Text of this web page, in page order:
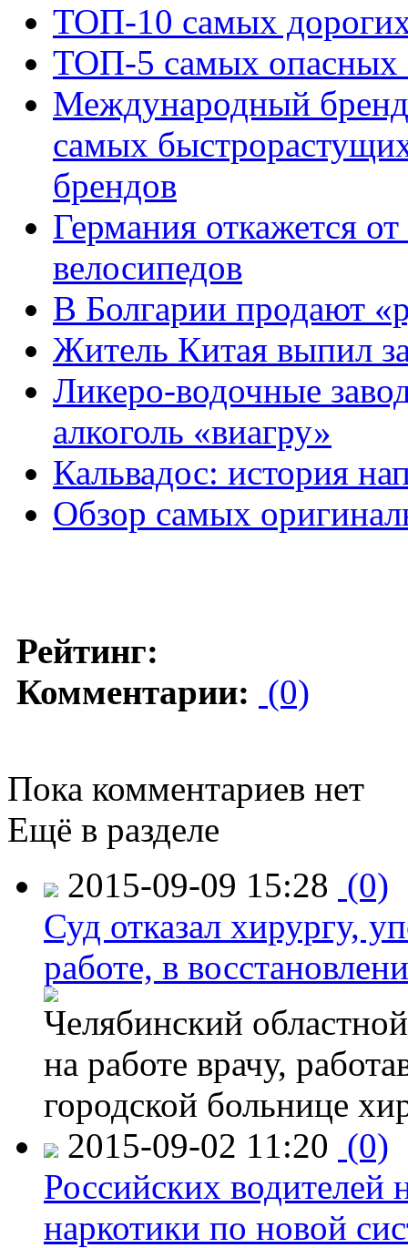
ТОП-10 самых
ТОП-5 самых опасных
Международный
самых
брендов
Германия откажется
велосипедов
В Болгарии продают
Житель Китая выпил
Ликеро-водочные
алкоголь «виагру»
Кальвадос: история
Обзор самых
Рейтинг:
Комментарии: (0)
Пока комментариев нет
Ещё в разделе
2015-09-09 15:28 (0)
Суд отказал хирургу,
работе, в
Челябинский
на работе врачу,
городской больнице
2015-09-02 11:20 (0)
Российских водителей
наркотики по новой